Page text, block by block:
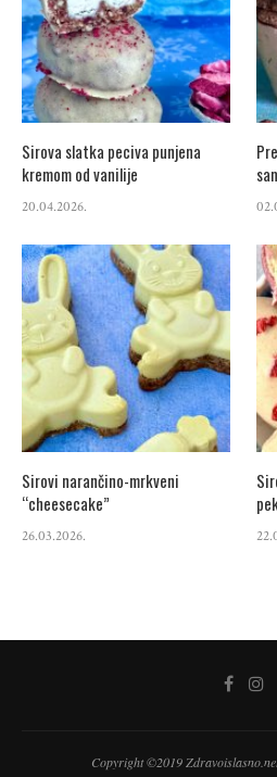
Sirova slatka peciva punjena
kremom od vanilije
20.04.2026.
Sirovi narančino-mrkveni
“cheesecake”
26.03.2026.
Copyright ©2019